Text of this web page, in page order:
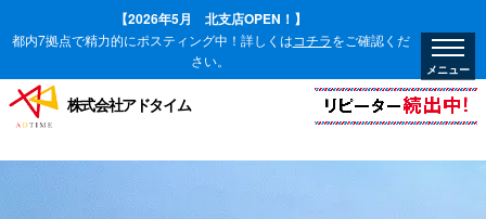
【2026年5月 北支店OPEN！】
都内7拠点で精力的にポスティング中！詳しくはコチラをご確認くだ
さい。
株式会社アドタイム